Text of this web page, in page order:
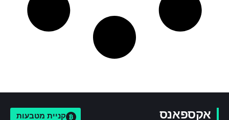
אקספאנס קניית מטבעות